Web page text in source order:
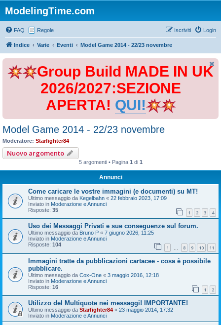
ModelingTime.com
FAQ Regole Login
Iscriviti
Indice Varie Eventi Model Game 2014 - 22/23 novembre
Group Build MADE IN UK
2026/2027:SEZIONE
APERTA! QUI!
Model Game 2014 - 22/23 novembre
Moderatore: Starfighter84
Nuovo argomento
5 argomenti • Pagina 1 di 1
Annunci
Come caricare le vostre immagini (e documenti) su MT!
Ultimo messaggio da Kegelbahn « 22 febbraio 2023, 17:09
Inviato in Moderazione e Annunci
Risposte: 35 1 2 3 4
Uso dei Messaggi Privati e sue conseguenze sul forum.
Ultimo messaggio da Bruno P « 7 giugno 2026, 11:25
Inviato in Moderazione e Annunci
Risposte: 104 1 … 8 9 10 11
Immagini tratte da pubblicazioni cartacee - cosa è possibile
pubblicare.
Ultimo messaggio da Cox-One « 3 maggio 2016, 12:18
Inviato in Moderazione e Annunci
Risposte: 16 1 2
Utilizzo del Multiquote nei messaggi! IMPORTANTE!
Ultimo messaggio da Starfighter84 « 23 maggio 2014, 17:32
Inviato in Moderazione e Annunci